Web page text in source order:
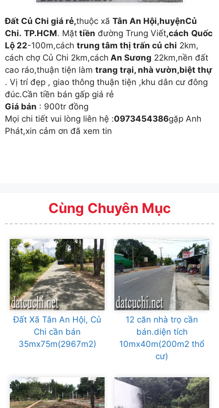
Đất Củ Chi giá rẻ,thuộc xã Tân An Hội,huyệnCủ
Chi. TP.HCM. Mặt tiền đường Trung Viết,cách Quốc
Lộ 22-100m,cách trung tâm thị trấn củ chi 2km,
cách chợ Củ Chi 2km,cách An Sương 22km,nền đất
cao ráo,thuận tiện làm trang trại, nhà vườn,biệt thự
. Vị trí đẹp , giao thông thuận tiện ,khu dân cư đông
đúc.Cần tiền bán gấp giá rẻ
Giá bán : 900tr đồng
Mọi chi tiết vui lòng liên hệ :0973454386gặp Anh
Phát,xin cảm ơn đã xem tin
Cùng Chuyên Mục
Đất Xã Tân An Hội, Củ
Chi cần bán
35mx75m(2967m2)
12 căn nhà trọ cần
bán.diện tích
10mx40m(200m2 thổ
cư)